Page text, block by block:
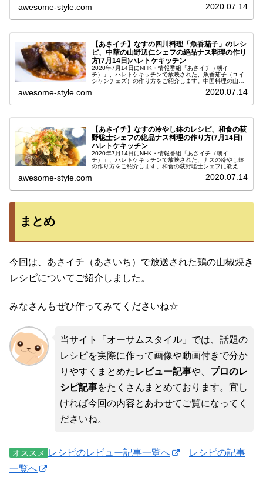
awesome-style.com 2020.07.14
【あさイチ】なすの四川料理「魚香茄子」のレシ
ピ、中華の山野辺仁シェフの絶品ナス料理の作り
方(7月14日)ハレトケキッチン
2020年7月14日にNHK・情報番組「あさイチ（朝イ
チ）」、ハレトケキッチンで放映された、魚香茄子（ユイ
シャンチェズ）の作り方をご紹介します。中国料理の山野
awesome-style.com 2020.07.14
【あさイチ】なすの冷やし鉢のレシピ、和食の荻
野聡士シェフの絶品ナス料理の作り方(7月14日)
ハレトケキッチン
2020年7月14日にNHK・情報番組「あさイチ（朝イ
チ）」、ハレトケキッチンで放映された、ナスの冷やし鉢
の作り方をご紹介します。和食の荻野聡士シェフに教えて
awesome-style.com 2020.07.14
まとめ
今回は、あさイチ（あさいち）で放送された鶏の山椒焼き
レシピについてご紹介しました。
みなさんもぜひ作ってみてくださいね☆
当サイト「オーサムスタイル」では、話題の
レシピを実際に作って画像や動画付きで分か
りやすくまとめた レビュー記事や、 プロのレ
シピ記事をたくさんまとめております。宜し
ければ今回の内容とあわせてご覧になってく
ださいね。
オススメ レシピのレビュー記事一覧へ
レシピの記事
一覧へ